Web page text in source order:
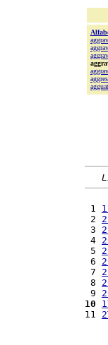
1
2
3
4
5
6
7
8
9
10
11